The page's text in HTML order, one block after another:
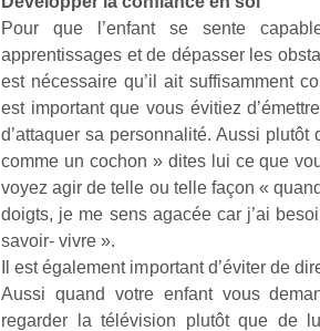
Pour que l’enfant se sente
apprentissages et de dépasser les
est nécessaire qu’il ait suffisamment
est important que vous évitiez
d’attaquer sa personnalité. Aussi
comme un cochon » dites lui ce que
voyez agir de telle ou telle façon «
doigts, je me sens agacée car j’ai
savoir- vivre ».
Il est également important d’éviter de
Aussi quand votre enfant vous
regarder la télévision plutôt que de
trottinette
mécanique
Beeper
Les
débordent
souvent
d’énergie.
Varier les
occupations
n’est pas
toujours
simple.
pour les
grands et
les petits !
Durant les
vacances
estivales
et avec le
retour des
beaux
jours, c’est
rêvée
pour les
enfants
de